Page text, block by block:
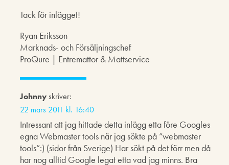
Tack för inlägget!
Ryan Eriksson
Marknads- och Försäljningschef
ProQure | Entremattor & Mattservice
Johnnyskriver:
22 mars 2011 kl. 16:40
Intressant att jag hittade detta inlägg etta före Googles
egna Webmaster tools när jag sökte på ”webmaster
tools”:) (sidor från Sverige) Har sökt på det förr men då
har nog alltid Google legat etta vad jag minns. Bra